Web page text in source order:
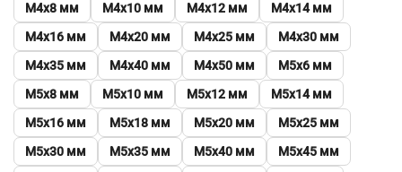
М4х8 мм
М4х10 мм М4х12 мм
М4х14 мм
М4х16 мм
М4х20 мм М4х25 мм
М4х30 мм
М4х35 мм
М4х40 мм М4х50 мм
М5х6 мм
М5х8 мм
М5х10 мм М5х12 мм
М5х14 мм
М5х16 мм
М5х18 мм М5х20 мм
М5х25 мм
М5х30 мм
М5х35 мм М5х40 мм
М5х45 мм